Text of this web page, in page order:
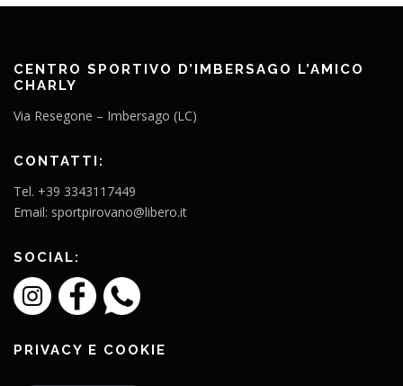
CENTRO SPORTIVO D’IMBERSAGO L’AMICO
CHARLY
Via Resegone – Imbersago (LC)
CONTATTI:
Tel. +39 3343117449
Email: sportpirovano@libero.it
SOCIAL:
PRIVACY E COOKIE